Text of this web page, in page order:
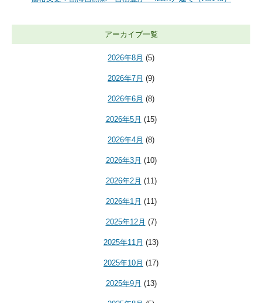
アーカイブ一覧
2026年8月 (5)
2026年7月 (9)
2026年6月 (8)
2026年5月 (15)
2026年4月 (8)
2026年3月 (10)
2026年2月 (11)
2026年1月 (11)
2025年12月 (7)
2025年11月 (13)
2025年10月 (17)
2025年9月 (13)